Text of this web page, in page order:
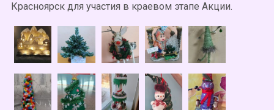
Красноярск для участия в краевом этапе Акции.